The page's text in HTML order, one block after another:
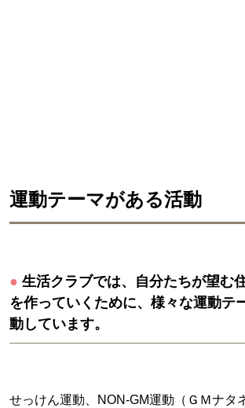
運動テーマがある活動
● 生活クラブでは、自分たちが望む
を作っていくために、様々な運動テ
動しています。
せっけん運動、NON-GM運動（ＧＭナタ